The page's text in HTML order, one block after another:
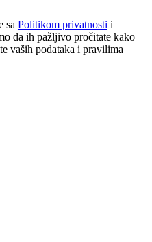
sa Politikom privatnosti i
da ih pažljivo pročitate kako
vaših podataka i pravilima